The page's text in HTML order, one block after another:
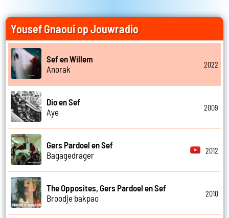
Yousef Gnaoui op Jouwradio
Sef en Willem
Anorak
2022
Dio en Sef
Aye
2009
Gers Pardoel en Sef
Bagagedrager
2012
The Opposites, Gers Pardoel en Sef
Broodje bakpao
2010